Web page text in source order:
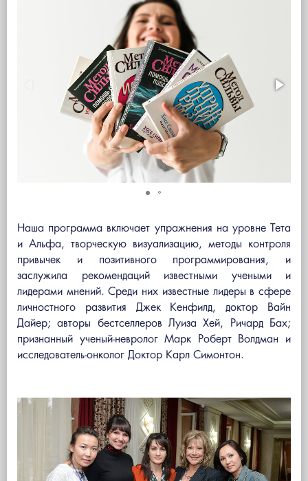
Наша программа включает упражнения на уровне Тета
и Альфа, творческую визуализацию, методы контроля
привычек и позитивного программирования, и
заслужила рекомендаций известными учеными и
лидерами мнений. Среди них известные лидеры в сфере
личностного развития Джек Кенфилд, доктор Вайн
Дайер; авторы бестселлеров Луиза Хей, Ричард Бах;
признанный ученый-невролог Марк Роберт Волдман и
исследователь-онколог Доктор Карл Симонтон.